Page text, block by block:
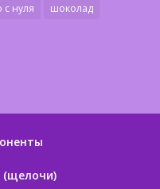
нуля
шоколад
(щелочи)